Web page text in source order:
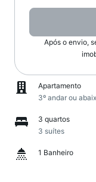
Após o envio,
Apartamento
3º andar ou
3 quartos
3 suítes
1 Banheiro